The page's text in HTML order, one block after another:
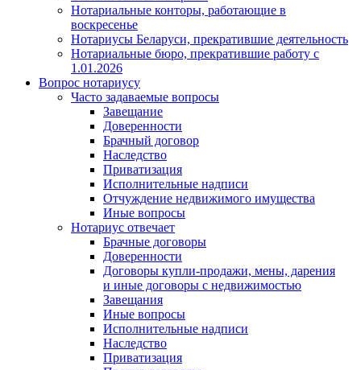
Нотариальные конторы, работающие в
воскресенье
Нотариусы Беларуси, прекратившие деятельность
Нотариальные бюро, прекратившие работу с
1.01.2026
Вопрос нотариусу
Часто задаваемые вопросы
Завещание
Доверенности
Брачный договор
Наследство
Приватизация
Исполнительные надписи
Отчуждение недвижимого имущества
Иные вопросы
Нотариус отвечает
Брачные договоры
Доверенности
Договоры купли-продажи, мены, дарения
и иные договоры с недвижимостью
Завещания
Иные вопросы
Исполнительные надписи
Наследство
Приватизация